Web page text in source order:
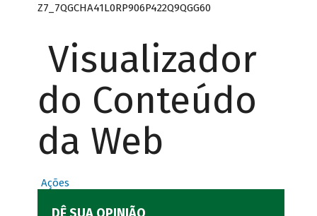
Z7_7QGCHA41L0RP906P422Q9QGG60
Visualizador
do Conteúdo
da Web
Ações